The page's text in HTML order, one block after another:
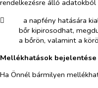
rendelkezésre álló
​
a napfény hatására
bőr kipirosodhat,
a bőrön, valamint a
Mellékhatások bejelentése
Ha Önnél bármilyen